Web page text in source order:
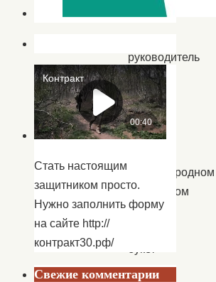
и
руководитель
Алёна
Бабаянц
снова
собрали
международном
творческом
конкурсе
высших
Стать настоящим
защитником просто.
Нужно заполнить форму
на сайте http://
контракт30.рф/
Свежие комментарии